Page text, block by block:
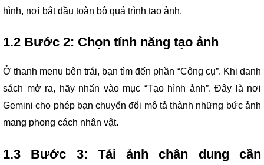
hình, nơi bắt đầu toàn bộ quá trình tạo ảnh.
1.2 Bước 2: Chọn tính năng tạo ảnh
Ở thanh menu bên trái, bạn tìm đến phần “Công cụ”. Khi danh
sách mở ra, hãy nhấn vào mục “Tạo hình ảnh”. Đây là nơi
Gemini cho phép bạn chuyển đổi mô tả thành những bức ảnh
mang phong cách nhân vật.
1.3 Bước 3: Tải ảnh chân dung cần